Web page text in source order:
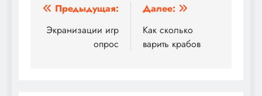
Навигация
по
записям
Предыдущая:
Экранизации игр
опрос
Далее:
Как сколько
варить крабов